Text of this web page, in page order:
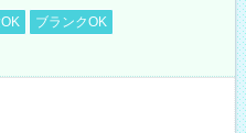
ブランクOK